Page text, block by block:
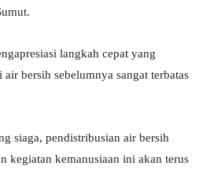
langkah cepat yang
bersih sebelumnya sangat terbatas
siaga, pendistribusian air bersih
kegiatan kemanusiaan ini akan terus